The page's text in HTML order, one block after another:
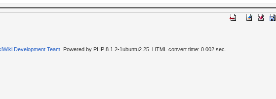
Development Team. Powered by PHP 8.1.2-1ubuntu2.25. HTML convert time: 0.002 sec.